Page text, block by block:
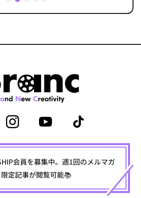
2
会員を募集中。週1回のメルマガ
定記事が閲覧可能📚